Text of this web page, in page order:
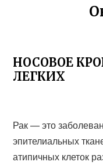
НОСОВОЕ
ЛЕГКИХ
Рак — это
эпителиальных
атипичных клеток